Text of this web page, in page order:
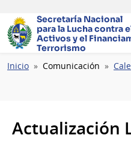
Secretaría Nacional
para la Lucha contra
Activos y el
Terrorismo
Ruta
Inicio Comunicación
Actualización